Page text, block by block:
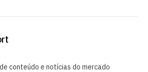
conteúdo e notícias do mercado